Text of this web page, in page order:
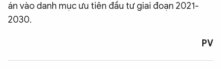
án vào danh mục ưu tiên đầu tư giai đoạn 2021-
2030.
PV